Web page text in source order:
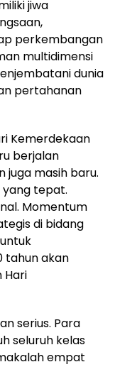
jiwa
perkembangan
multidimensi
dunia
pertahanan
Kemerdekaan
berjalan
juga masih baru.
tepat.
Momentum
di bidang
tahun akan
Hari
serius. Para
seluruh kelas
empat